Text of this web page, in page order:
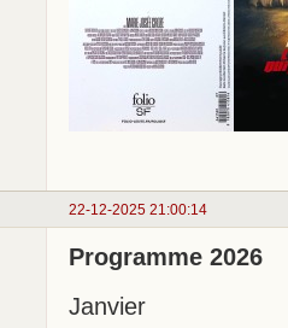
22-12-2025 21:00:14
Programme 2026
Janvier